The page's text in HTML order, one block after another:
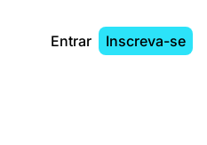
Entrar Inscreva-se